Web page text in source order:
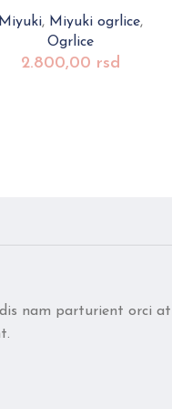
Miyuki, Miyuki ogrlice,
Ogrlice
2.800,00 rsd
nam parturient orci at